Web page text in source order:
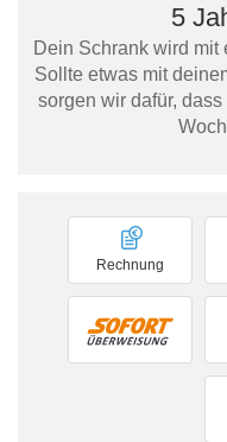
5
Dein Schrank wird mit
Sollte etwas mit
sorgen wir dafür,
Rechnung